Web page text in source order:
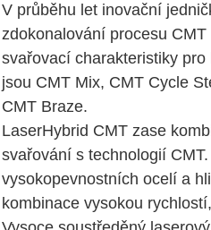
V průběhu let inovační
zdokonalování procesu
svařovací charakteristiky
jsou CMT Mix, CMT Cycle
CMT Braze.
LaserHybrid CMT zase
svařování s technologií
vysokopevnostních ocelí a
kombinace vysokou